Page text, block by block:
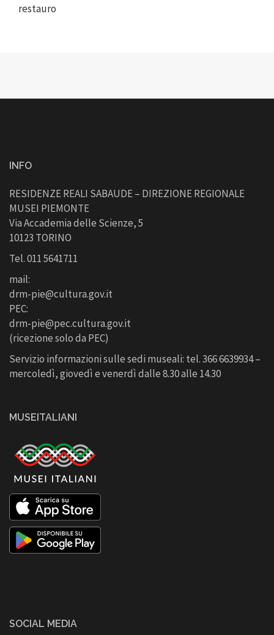
restauro
INFO
RESIDENZE REALI SABAUDE – DIREZIONE REGIONALE
MUSEI PIEMONTE
Via Accademia delle Scienze, 5
10123 TORINO
Tel. 011 5641711
mail:
drm-pie@cultura.gov.it
PEC:
drm-pie@pec.cultura.gov.it
(ricezione solo da PEC)
Servizio informazioni sulle sedi museali: tel. 366 6639934 –
mercoledì, giovedì e venerdì dalle 8.30 alle 14.30
MUSEITALIANI
SOCIAL MEDIA